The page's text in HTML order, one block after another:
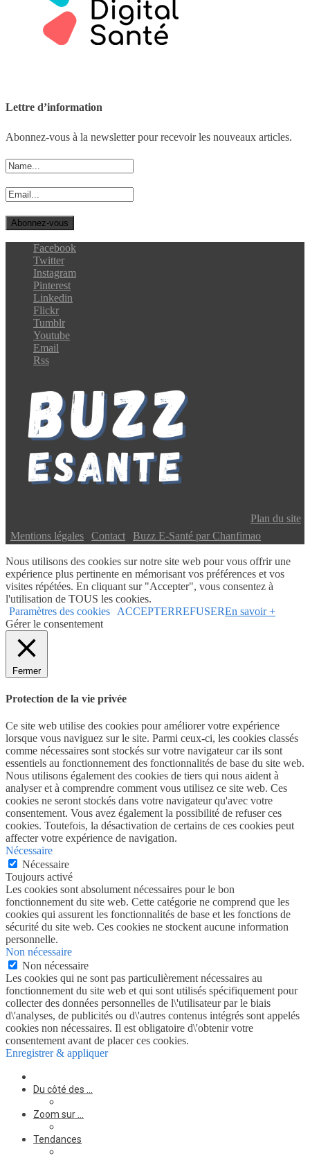
Lettre d’information
Abonnez-vous à la newsletter pour recevoir les nouveaux articles.
Facebook
Twitter
Instagram
Pinterest
Linkedin
Flickr
Tumblr
Youtube
Email
Rss
Plan du site
Mentions légales Contact Buzz E-Santé par Chanfimao
Nous utilisons des cookies sur notre site web pour vous offrir une
expérience plus pertinente en mémorisant vos préférences et vos
visites répétées. En cliquant sur "Accepter", vous consentez à
l'utilisation de TOUS les cookies.
Paramètres des cookies
ACCEPTERREFUSEREn savoir +
Gérer le consentement
Fermer
Protection de la vie privée
Ce site web utilise des cookies pour améliorer votre expérience
lorsque vous naviguez sur le site. Parmi ceux-ci, les cookies classés
comme nécessaires sont stockés sur votre navigateur car ils sont
essentiels au fonctionnement des fonctionnalités de base du site web.
Nous utilisons également des cookies de tiers qui nous aident à
analyser et à comprendre comment vous utilisez ce site web. Ces
cookies ne seront stockés dans votre navigateur qu'avec votre
consentement. Vous avez également la possibilité de refuser ces
cookies. Toutefois, la désactivation de certains de ces cookies peut
affecter votre expérience de navigation.
Nécessaire
Nécessaire
Toujours activé
Les cookies sont absolument nécessaires pour le bon
fonctionnement du site web. Cette catégorie ne comprend que les
cookies qui assurent les fonctionnalités de base et les fonctions de
sécurité du site web. Ces cookies ne stockent aucune information
personnelle.
Non nécessaire
Non nécessaire
Les cookies qui ne sont pas particulièrement nécessaires au
fonctionnement du site web et qui sont utilisés spécifiquement pour
collecter des données personnelles de l\'utilisateur par le biais
d\'analyses, de publicités ou d\'autres contenus intégrés sont appelés
cookies non nécessaires. Il est obligatoire d\'obtenir votre
consentement avant de placer ces cookies.
Enregistrer & appliquer
Du côté des …
Zoom sur …
Tendances